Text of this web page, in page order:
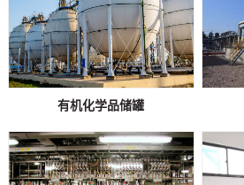
有机化学品储罐